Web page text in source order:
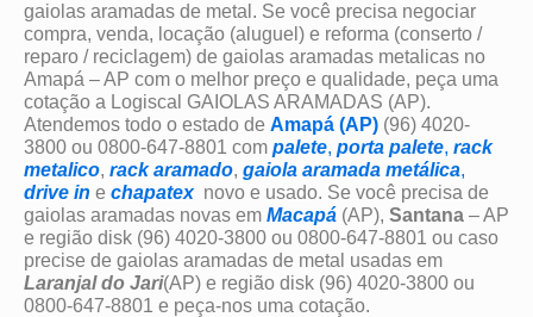
gaiolas aramadas de metal. Se você precisa negociar
compra, venda, locação (aluguel) e reforma (conserto /
reparo / reciclagem) de gaiolas aramadas metalicas no
Amapá – AP com o melhor preço e qualidade, peça uma
cotação a Logiscal GAIOLAS ARAMADAS (AP).
Atendemos todo o estado de Amapá (AP) (96) 4020-
3800 ou 0800-647-8801 com palete, porta palete, rack
metalico, rack aramado, gaiola aramada metálica,
drive in e chapatexnovo e usado. Se você precisa de
gaiolas aramadas novas em Macapá (AP), Santana – AP
e região disk (96) 4020-3800 ou 0800-647-8801 ou caso
precise de gaiolas aramadas de metal usadas em
Laranjal do Jari(AP) e região disk (96) 4020-3800 ou
0800-647-8801 e peça-nos uma cotação.